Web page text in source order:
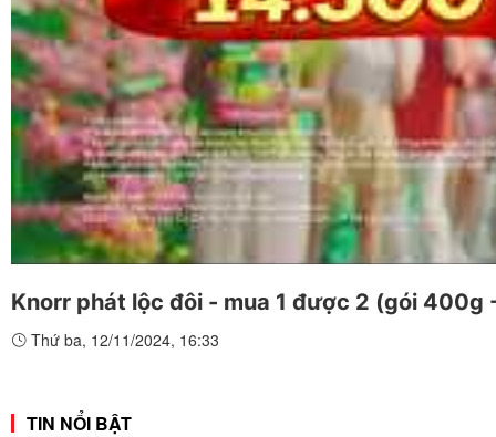
Knorr phát lộc đôi - mua 1 được 2 (gói 400g
Thứ ba, 12/11/2024, 16:33
TIN NỔI BẬT